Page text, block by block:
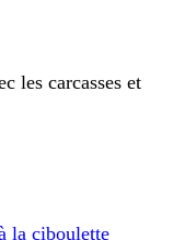
les carcasses et
la ciboulette